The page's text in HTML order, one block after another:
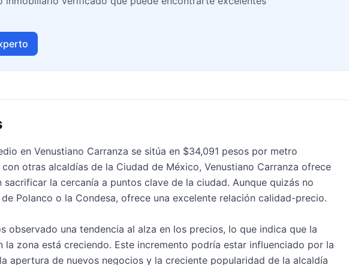
en Venustiano Carranza se sitúa en $34,091 pesos por metro
otras alcaldías de la Ciudad de México, Venustiano Carranza ofrece
sacrificar la cercanía a puntos clave de la ciudad. Aunque quizás no
Polanco o la Condesa, ofrece una excelente relación calidad-precio.
observado una tendencia al alza en los precios, lo que indica que la
la zona está creciendo. Este incremento podría estar influenciado por la
apertura de nuevos negocios y la creciente popularidad de la alcaldía